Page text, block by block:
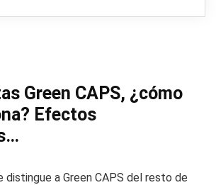
Green CAPS, ¿cómo
Efectos
distingue a Green CAPS del resto de